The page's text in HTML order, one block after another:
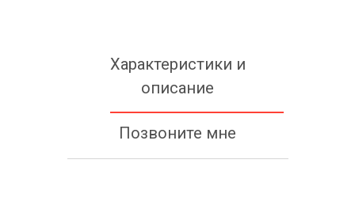
Характеристики и
описание
Позвоните мне